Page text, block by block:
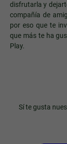
disfrutarla y
compañía de
por eso que te
que más te ha
Play.
Sí te gusta